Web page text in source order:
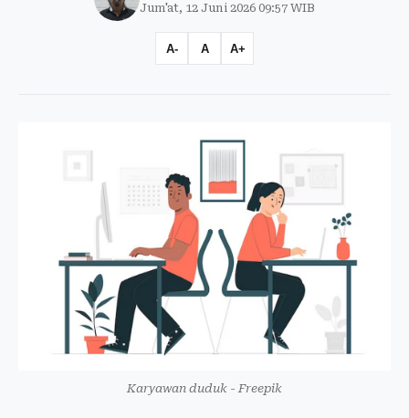
Jum'at, 12 Juni 2026 09:57 WIB
A- A A+
Karyawan duduk - Freepik